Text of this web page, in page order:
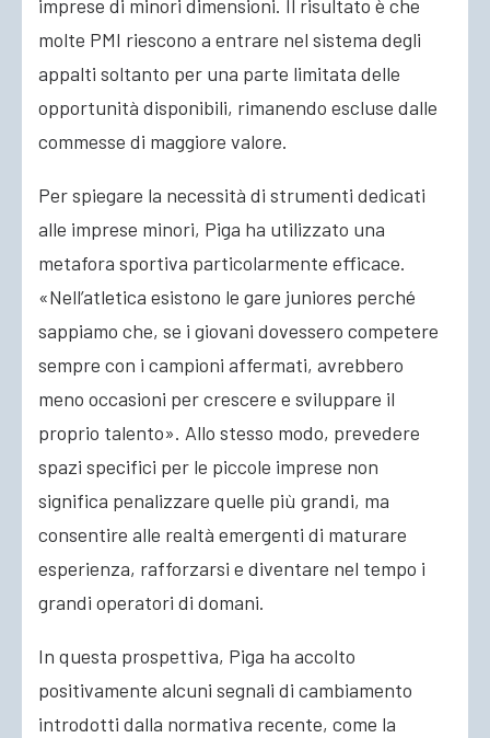
imprese di minori dimensioni. Il risultato è che
molte PMI riescono a entrare nel sistema degli
appalti soltanto per una parte limitata delle
opportunità disponibili, rimanendo escluse dalle
commesse di maggiore valore.
Per spiegare la necessità di strumenti dedicati
alle imprese minori, Piga ha utilizzato una
metafora sportiva particolarmente efficace.
«Nell’atletica esistono le gare juniores perché
sappiamo che, se i giovani dovessero competere
sempre con i campioni affermati, avrebbero
meno occasioni per crescere e sviluppare il
proprio talento». Allo stesso modo, prevedere
spazi specifici per le piccole imprese non
significa penalizzare quelle più grandi, ma
consentire alle realtà emergenti di maturare
esperienza, rafforzarsi e diventare nel tempo i
grandi operatori di domani.
In questa prospettiva, Piga ha accolto
positivamente alcuni segnali di cambiamento
introdotti dalla normativa recente, come la